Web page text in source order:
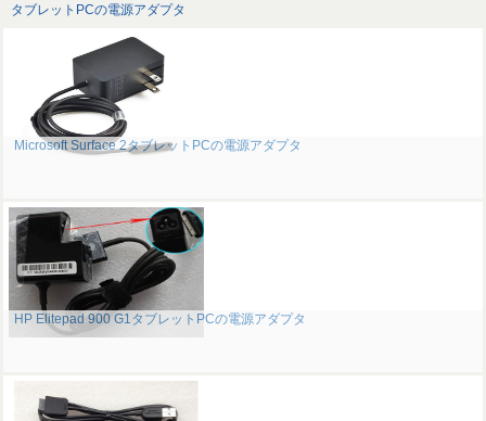
タブレットPCの電源アダプタ
Microsoft Surface 2タブレットPCの電源アダプタ
HP Elitepad 900 G1タブレットPCの電源アダプタ